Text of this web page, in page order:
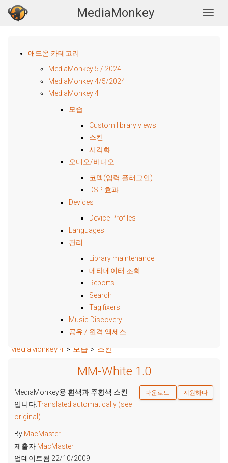
MediaMonkey
MediaMonkey 4 > 모습 > 스킨
MM-White 1.0
다운로드 지원하다
MediaMonkey용 흰색과 주황색 스킨
입니다.Translated automatically (see
original)
By MacMaster
제출자 MacMaster
업데이트됨 22/10/2009
애드온 카테고리
MediaMonkey 5 / 2024
MediaMonkey 4/5/2024
MediaMonkey 4
모습
Custom library views
스킨
시각화
오디오/비디오
코덱(입력 플러그인)
DSP 효과
Devices
Device Profiles
Languages
관리
Library maintenance
메타데이터 조회
Reports
Search
Tag fixers
Music Discovery
공유 / 원격 액세스